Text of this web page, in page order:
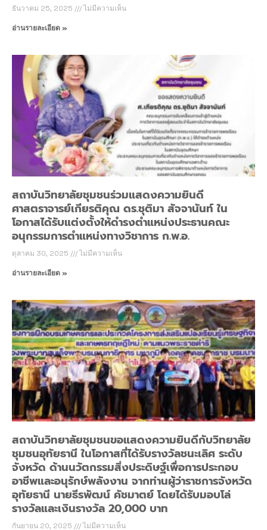
ธันวาคม 25, 2025 ไม่มีความเห็น
อ่านรายละเอียด »
สถาบันวิทยาลัยชุมชนร่วมแสดงความยินดี
ศาสตราจารย์เกียรติคุณ ดร.ชุติมา สัจจานันท์ ใน
โอกาสได้รับแต่งตั้งให้ดำรงตำแหน่งประธานคณะ
อนุกรรมการตำแหน่งทางวิชาการ ก.พ.อ.
ตุลาคม 30, 2025 ไม่มีความเห็น
อ่านรายละเอียด »
สถาบันวิทยาลัยชุมชนขอแสดงความยินดีกับวิทยาลัย
ชุมชนอุทัยธานี ในโอกาสที่ได้รับรางวัลชนะเลิศ ระดับ
จังหวัด ด้านนวัตกรรมสิ่งประดิษฐ์เพื่อการประกอบ
อาชีพและอนุรักษ์พลังงาน จากท่านผู้ว่าราชการจังหวัด
อุทัยธานี นายธีรพัฒน์ คัชมาตย์ โดยได้รับมอบโล่
รางวัลและเงินรางวัล 20,000 บาท
กันยายน 20, 2025 ไม่มีความเห็น